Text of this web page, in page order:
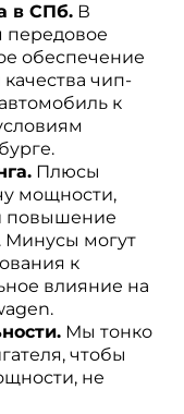
в СПб.В
передовое
обеспечение
чип-
к
Плюсы
мощности,
повышение
Минусы могут
к
влияние на
Мы тонко
чтобы
не